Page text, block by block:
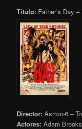
Título: Father’s Day
Director: Astron-6 –
Actores: Adam